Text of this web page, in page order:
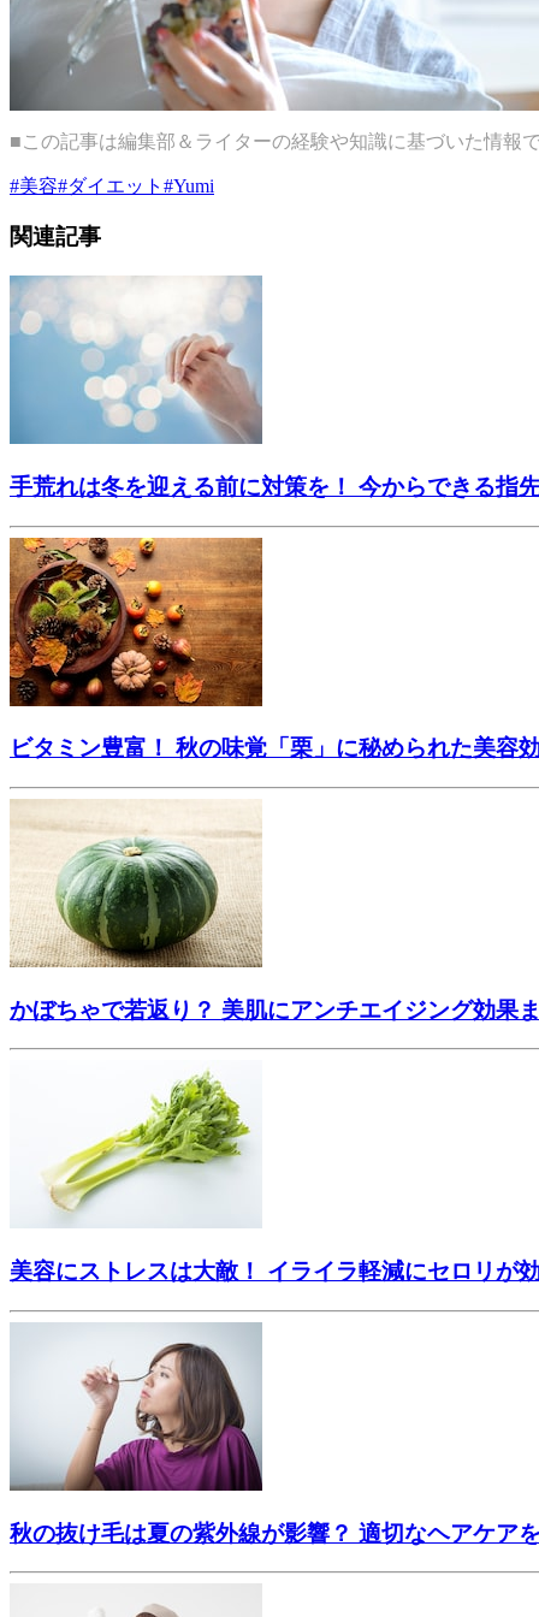
■この記事は編集部＆ライターの経験や知識に基づいた情報
#美容#ダイエット #Yumi
関連記事
手荒れは冬を迎える前に対策を！ 今からできる指
ビタミン豊富！ 秋の味覚「栗」に秘められた美容効
かぼちゃで若返り？ 美肌にアンチエイジング効果ま
美容にストレスは大敵！ イライラ軽減にセロリが
秋の抜け毛は夏の紫外線が影響？ 適切なヘアケアを